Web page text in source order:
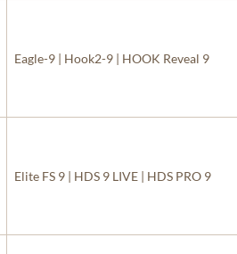
Eagle-9 | Hook2-9 | HOOK Reveal 9
Elite FS 9 | HDS 9 LIVE | HDS PRO 9